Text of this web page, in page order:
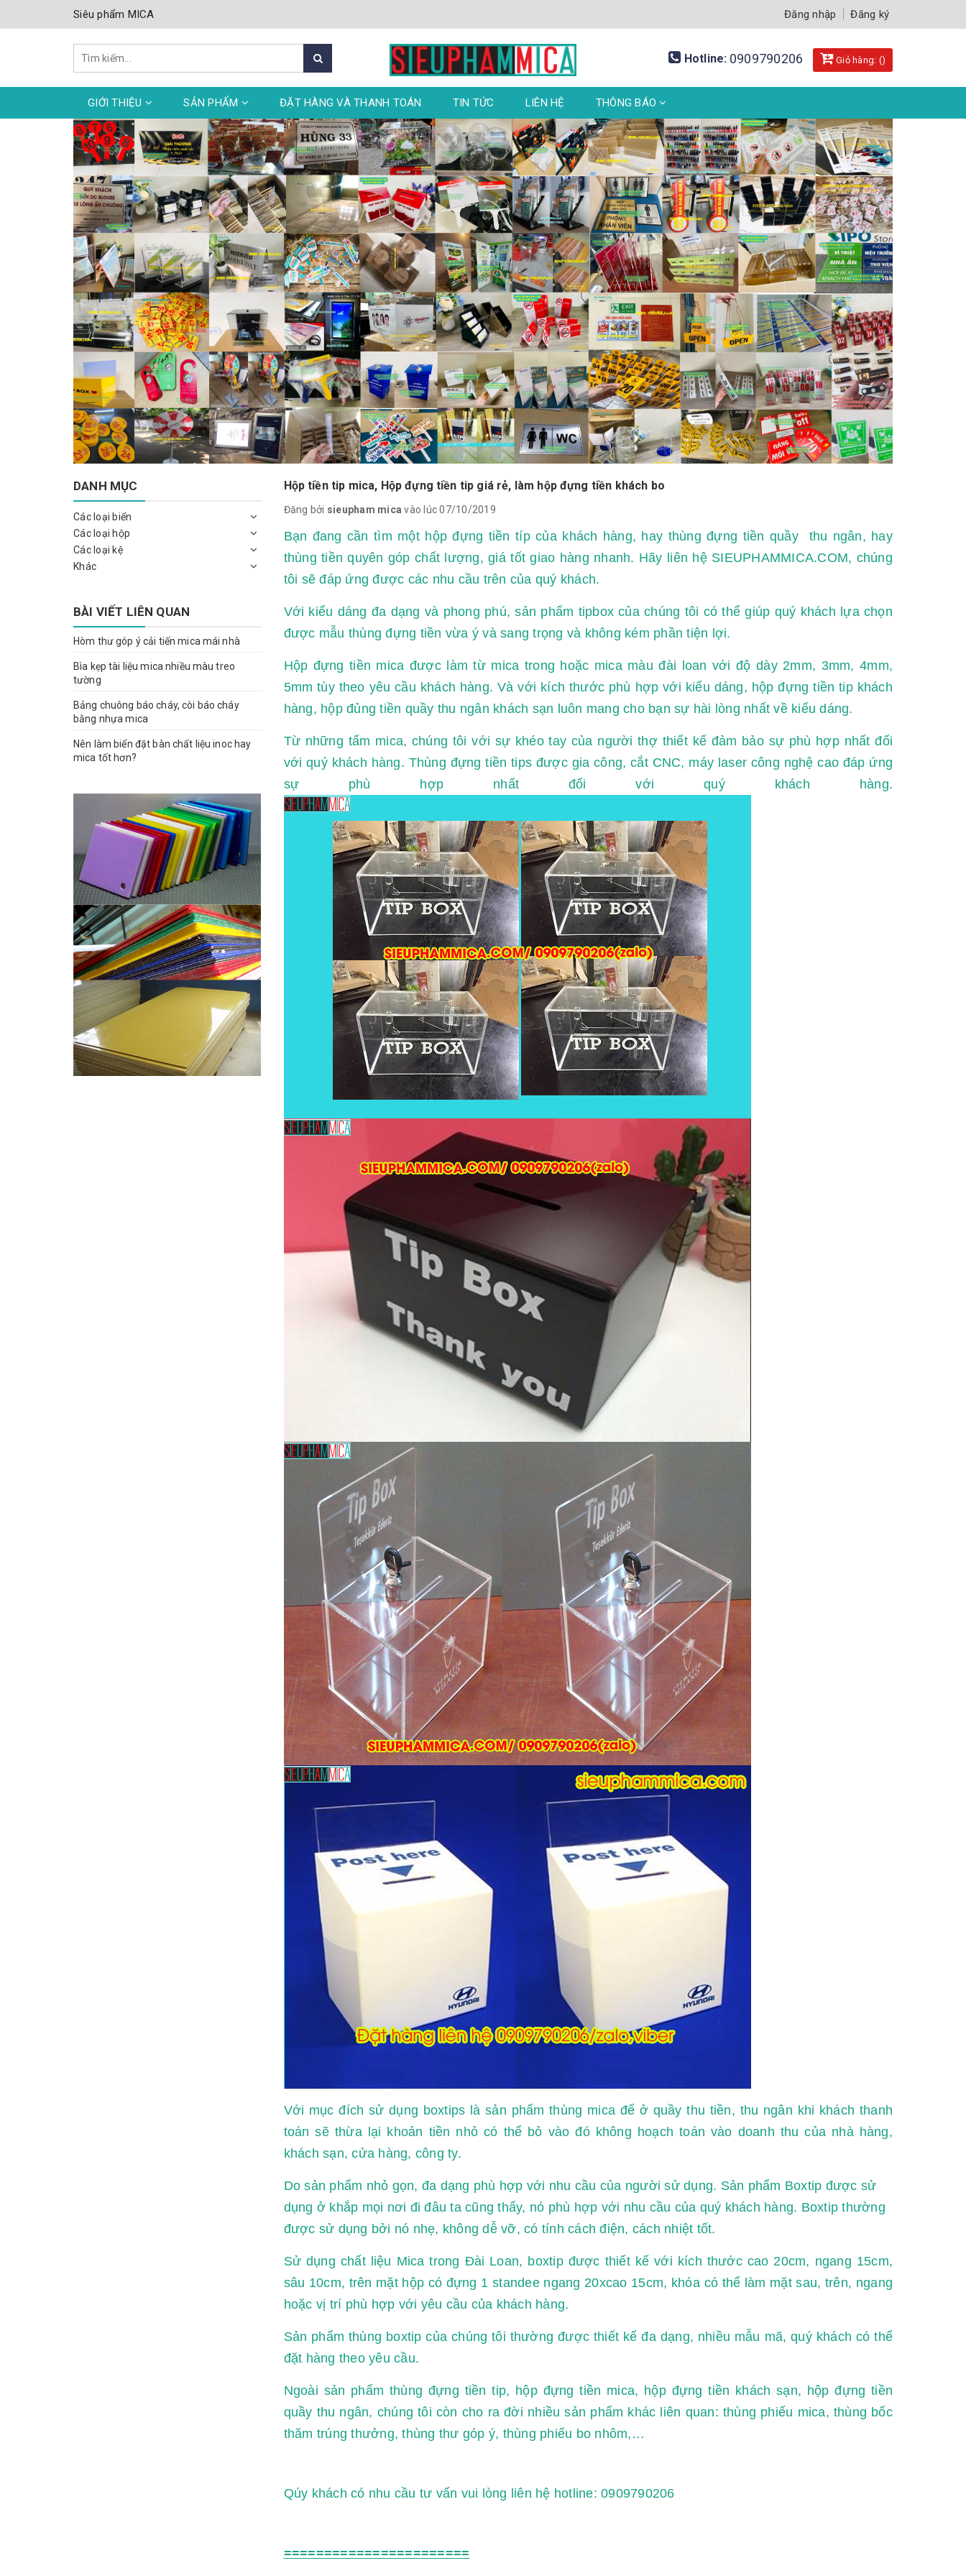
Siêu phẩm MICA Đăng nhập Đăng ký
Hotline: 0909790206 Giỏ hàng: ()
GIỚI THIỆU SẢN PHẨM ĐẶT HÀNG VÀ THANH TOÁN TIN TỨC LIÊN HỆ THÔNG BÁO
Hộp tiền tip mica, Hộp đựng tiền tip giá rẻ, làm hộp đựng tiền khách bo
Đăng bởi sieupham mica vào lúc 07/10/2019
Bạn đang cần tìm một hộp đựng tiền típ của khách hàng, hay thùng đựng tiền quầy thu ngân, hay
thùng tiền quyên góp chất lượng, giá tốt giao hàng nhanh. Hãy liên hệ SIEUPHAMMICA.COM, chúng
tôi sẽ đáp ứng được các nhu cầu trên của quý khách.
Với kiểu dáng đa dạng và phong phú, sản phẩm tipbox của chúng tôi có thể giúp quý khách lựa chọn
được mẫu thùng đựng tiền vừa ý và sang trọng và không kém phần tiện lợi.
Hộp đựng tiền mica được làm từ mica trong hoặc mica màu đài loan với độ dày 2mm, 3mm, 4mm,
5mm tùy theo yêu cầu khách hàng. Và với kích thước phù hợp với kiểu dáng, hộp đựng tiền tip khách
hàng, hộp đủng tiền quầy thu ngân khách sạn luôn mang cho bạn sự hài lòng nhất về kiểu dáng.
Từ những tấm mica, chúng tôi với sự khéo tay của người thợ thiết kế đảm bảo sự phù hợp nhất đối
với quý khách hàng. Thùng đựng tiền tips được gia công, cắt CNC, máy laser công nghệ cao đáp ứng
sự phù hợp nhất đối với quý khách hàng.
Với mục đích sử dụng boxtips là sản phẩm thùng mica để ở quầy thu tiền, thu ngân khi khách thanh
toán sẽ thừa lại khoản tiền nhỏ có thể bỏ vào đó không hoạch toán vào doanh thu của nhà hàng,
khách sạn, cửa hàng, công ty.
Do sản phẩm nhỏ gọn, đa dạng phù hợp với nhu cầu của người sử dụng. Sản phẩm Boxtip được sử
dụng ở khắp mọi nơi đi đâu ta cũng thấy, nó phù hợp với nhu cầu của quý khách hàng. Boxtip thường
được sử dụng bởi nó nhẹ, không dễ vỡ, có tính cách điện, cách nhiệt tốt.
Sử dụng chất liệu Mica trong Đài Loan, boxtip được thiết kế với kích thước cao 20cm, ngang 15cm,
sâu 10cm, trên mặt hộp có đựng 1 standee ngang 20xcao 15cm, khóa có thể làm mặt sau, trên, ngang
hoặc vị trí phù hợp với yêu cầu của khách hàng.
Sản phẩm thùng boxtip của chúng tôi thường được thiết kế đa dạng, nhiều mẫu mã, quý khách có thể
đặt hàng theo yêu cầu.
Ngoài sản phẩm thùng đựng tiền tip, hộp đựng tiền mica, hộp đựng tiền khách sạn, hộp đựng tiền
quầy thu ngân, chúng tôi còn cho ra đời nhiều sản phẩm khác liên quan: thùng phiếu mica, thùng bốc
thăm trúng thưởng, thùng thư góp ý, thùng phiếu bo nhôm,…
Qúy khách có nhu cầu tư vấn vui lòng liên hệ hotline: 0909790206
=======================
DANH MỤC
Các loại biển
Các loại hộp
Các loại kệ
Khác
BÀI VIẾT LIÊN QUAN
Hòm thư góp ý cải tiến mica mái nhà
Bìa kẹp tài liệu mica nhiều màu treo
tường
Bảng chuông báo cháy, còi báo cháy
bằng nhựa mica
Nên làm biển đặt bàn chất liệu inoc hay
mica tốt hơn?